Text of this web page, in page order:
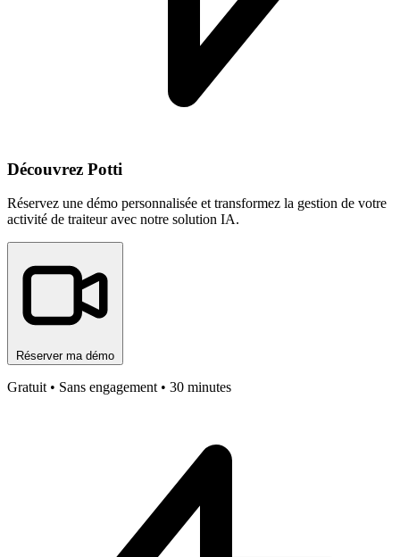
Découvrez Potti
Réservez une démo personnalisée et transformez la gestion de votre
activité de traiteur avec notre solution IA.
Réserver ma démo
Gratuit • Sans engagement • 30 minutes